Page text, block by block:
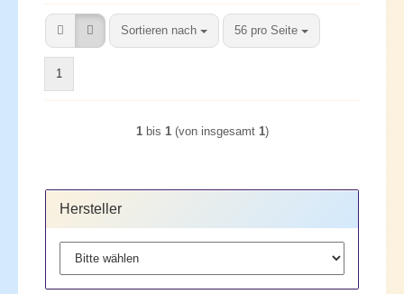
Sortieren nach
Sortieren nach 56 pro Seite
pro Seite
1
1bis 1(von insgesamt 1)
Hersteller